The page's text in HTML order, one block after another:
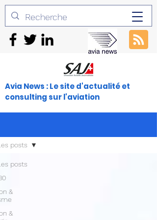
Avia News : Le site d'actualité et
consulting sur l'aviation
posts
&
&
posts